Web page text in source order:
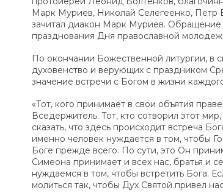
Марк Муриев, Николай Селегеенко, Петр
зачитал диакон Марк Муриев.
празднования Дня православной
По окончании Божественной литургии, в
духовенство и верующих с праздником
значение встречи с Богом в жизни
«Тот, кого принимает в свои объятия
Вседержитель. Тот, кто сотворил этот
сказать, что здесь происходит встреча
именно человек нуждается в том, чтобы
Боге прежде всего. По сути, это Он
Симеона принимает и всех нас, братья и
нуждаемся в том, чтобы встретить Бога.
молиться так, чтобы Дух Святой привел